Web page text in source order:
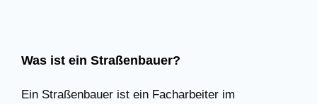
Was ist ein Straßenbauer?
Ein Straßenbauer ist ein Facharbeiter im